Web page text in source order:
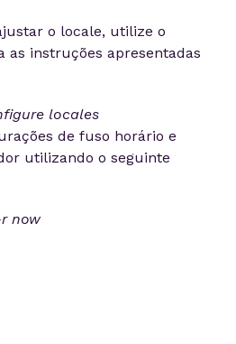
o locale, utilize o
as instruções apresentadas
locales
de fuso horário e
utilizando o seguinte
now